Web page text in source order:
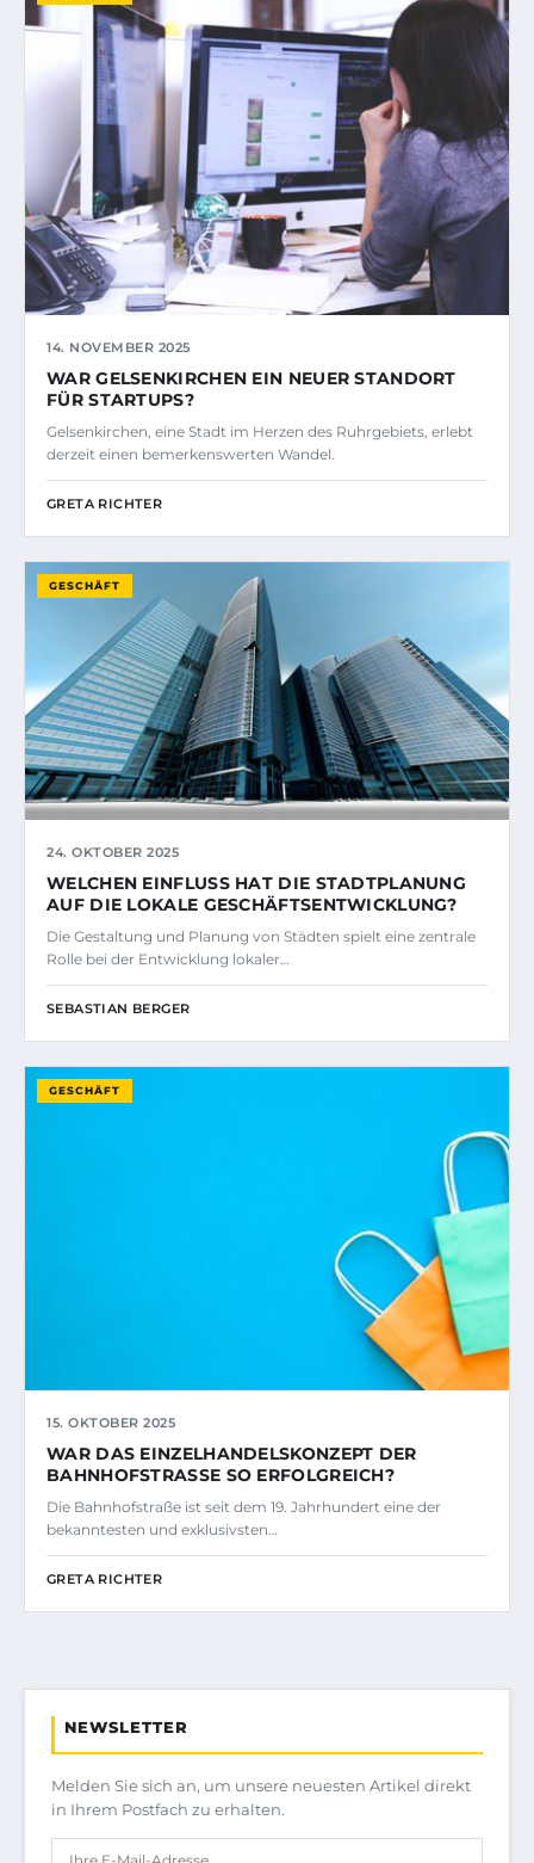
14. NOVEMBER 2025
WAR GELSENKIRCHEN EIN NEUER STANDORT
FÜR STARTUPS?
Gelsenkirchen, eine Stadt im Herzen des Ruhrgebiets, erlebt
derzeit einen bemerkenswerten Wandel.
GRETA RICHTER
GESCHÄFT
24. OKTOBER 2025
WELCHEN EINFLUSS HAT DIE STADTPLANUNG
AUF DIE LOKALE GESCHÄFTSENTWICKLUNG?
Die Gestaltung und Planung von Städten spielt eine zentrale
Rolle bei der Entwicklung lokaler…
SEBASTIAN BERGER
GESCHÄFT
15. OKTOBER 2025
WAR DAS EINZELHANDELSKONZEPT DER
BAHNHOFSTRASSE SO ERFOLGREICH?
Die Bahnhofstraße ist seit dem 19. Jahrhundert eine der
bekanntesten und exklusivsten…
GRETA RICHTER
NEWSLETTER
Melden Sie sich an, um unsere neuesten Artikel direkt
in Ihrem Postfach zu erhalten.